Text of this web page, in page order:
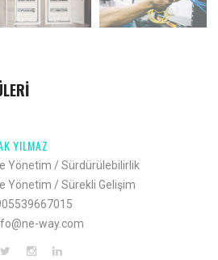
YILMAZ
Yönetim / Sürdürülebilirlik
Yönetim / Sürekli Gelişim
way.com